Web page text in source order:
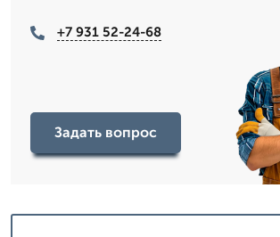
+7 931 52-24-68
Задать вопрос